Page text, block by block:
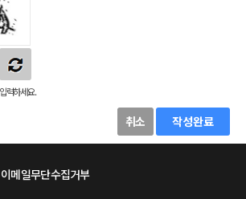
력하세요.
취소 작성완료
이메일무단수집거부